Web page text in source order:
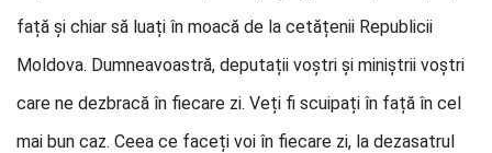
față și chiar să luați în moacă de la cetățenii Republicii
Moldova. Dumneavoastră, deputații voștri și miniștrii voștri
care ne dezbracă în fiecare zi. Veți fi scuipați în față în cel
mai bun caz. Ceea ce faceți voi în fiecare zi, la dezasatrul